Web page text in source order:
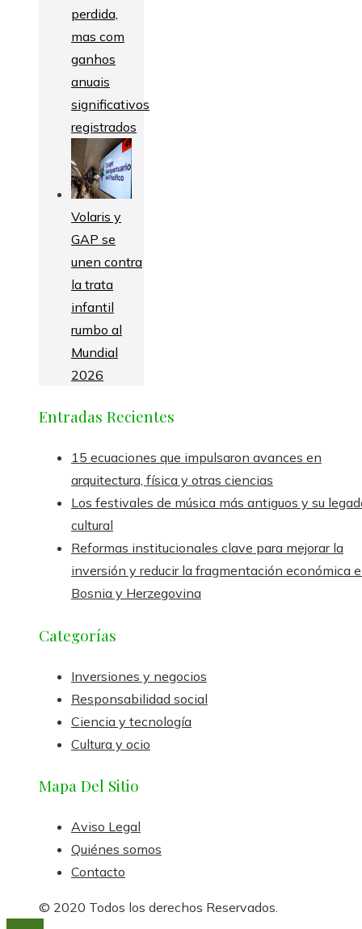
perdida,
mas com
ganhos
anuais
significativos
registrados
Volaris y
GAP se
unen contra
la trata
infantil
rumbo al
Mundial
2026
Entradas Recientes
15 ecuaciones que impulsaron avances en
arquitectura, física y otras ciencias
Los festivales de música más antiguos y su
cultural
Reformas institucionales clave para mejorar la
inversión y reducir la fragmentación económica
Bosnia y Herzegovina
Categorías
Inversiones y negocios
Responsabilidad social
Ciencia y tecnología
Cultura y ocio
Mapa Del Sitio
Aviso Legal
Quiénes somos
Contacto
© 2020 Todos los derechos Reservados.